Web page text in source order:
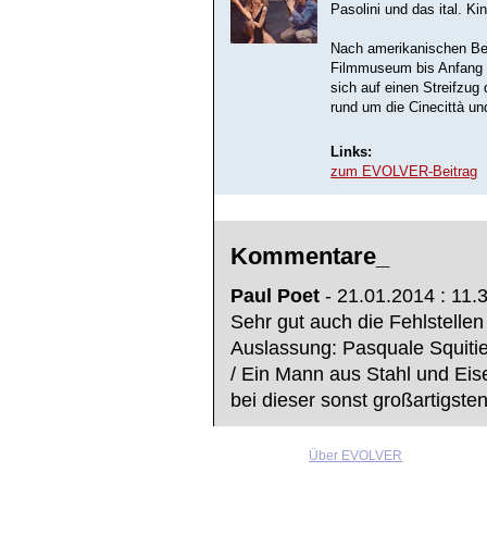
Pasolini und das ital.
Nach amerikanischen
Filmmuseum bis
sich auf einen Streifzug
rund um die Cinecittà
Links:
zum EVOLVER-Beitrag
Kommentare_
Paul Poet - 21.01.2014 :
Sehr gut auch die
Auslassung: Pasquale
/ Ein Mann aus Stahl und
bei dieser sonst
Über EVOLVER